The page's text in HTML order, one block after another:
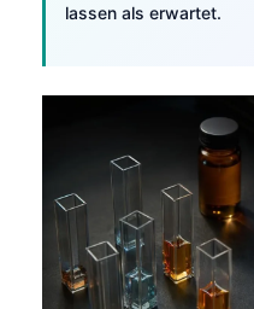
lassen als erwartet.